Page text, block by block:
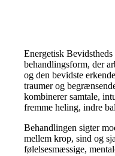
Energetisk
behandlingsform, der
og den bevidste
traumer og
kombinerer samtale,
fremme heling, indre
Behandlingen sigter
mellem krop, sind og
følelsesmæssige,